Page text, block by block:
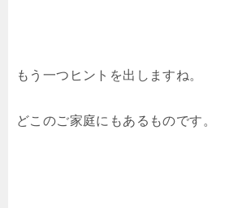
もう一つヒントを出しますね。
どこのご家庭にもあるものです。